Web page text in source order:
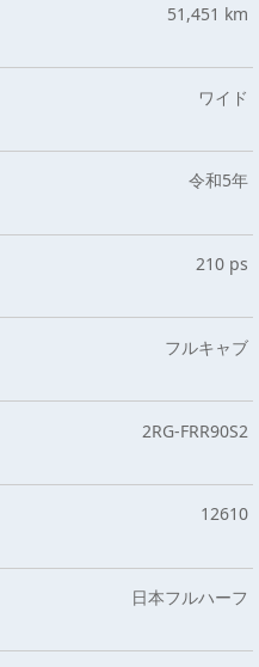
51,451 km
ワイド
令和5年
210 ps
フルキャブ
2RG-FRR90S2
12610
日本フルハーフ